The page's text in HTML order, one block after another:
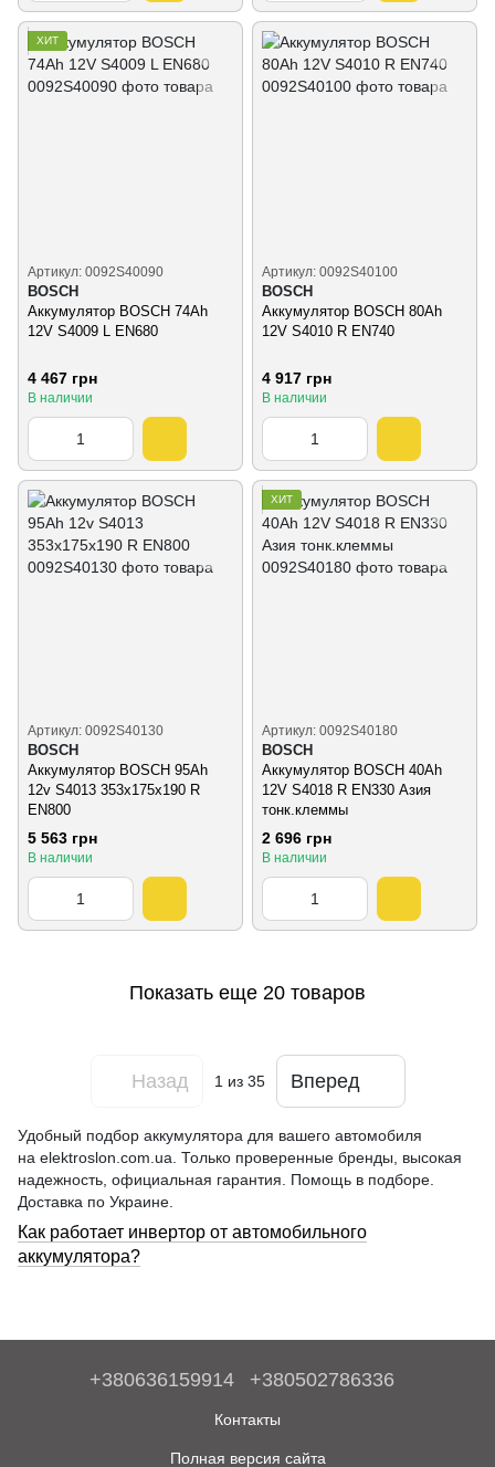
ХИТ
Артикул: 0092S40090
BOSCH
Аккумулятор BOSCH 74Ah
12V S4009 L EN680
4 467 грн
В наличии
Артикул: 0092S40100
BOSCH
Аккумулятор BOSCH 80Ah
12V S4010 R EN740
4 917 грн
В наличии
Артикул: 0092S40130
BOSCH
Аккумулятор BOSCH 95Ah
12v S4013 353x175x190 R
EN800
5 563 грн
В наличии
ХИТ
Артикул: 0092S40180
BOSCH
Аккумулятор BOSCH 40Ah
12V S4018 R EN330 Азия
тонк.клеммы
2 696 грн
В наличии
Показать еще 20 товаров
Назад 1 из 35 Вперед
Удобный подбор аккумулятора для вашего автомобиля
на elektroslon.com.ua. Только проверенные бренды, высокая
надежность, официальная гарантия. Помощь в подборе.
Доставка по Украине.
Как работает инвертор от автомобильного
аккумулятора?
+380636159914 +380502786336
Контакты
Полная версия сайта